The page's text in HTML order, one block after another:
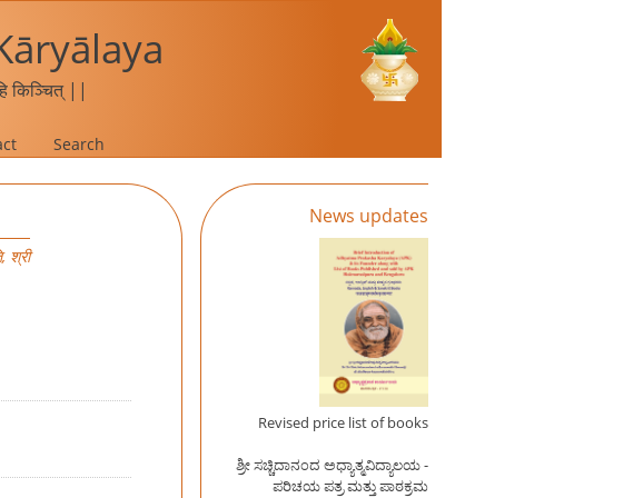
किञ्चित् ||
Search
श्री
News updates
Revised price list of books
ಶ್ರೀ ಸಚ್ಚಿದಾನಂದ ಅಧ್ಯಾತ್ಮವಿದ್ಯಾಲಯ -
ಪರಿಚಯ ಪತ್ರ ಮತ್ತು ಪಾಠಕ್ರಮ